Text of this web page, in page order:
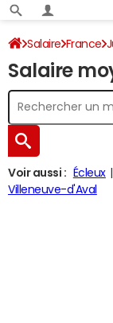
Salaire France
Salaire
Voir aussi : Écleux
Villeneuve-d'Aval